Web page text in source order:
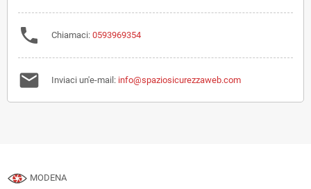
 Chiamaci: 0593969354
 Inviaci un'e-mail: info@spaziosicurezzaweb.com
MODENA